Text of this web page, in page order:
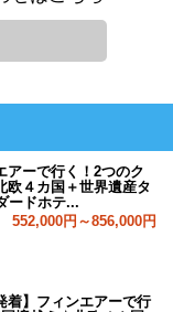
アーで行く！2つのク
４カ国＋世界遺産タ
ードホテ...
552,000円～856,000円
着】フィンエアーで行